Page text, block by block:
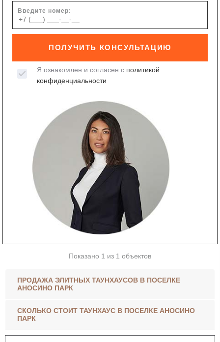
Введите номер:
ПОЛУЧИТЬ КОНСУЛЬТАЦИЮ
Я ознакомлен и согласен с политикой
конфиденциальности
Показано 1 из 1 объектов
ПРОДАЖА ЭЛИТНЫХ ТАУНХАУСОВ В ПОСЕЛКЕ
АНОСИНО ПАРК
СКОЛЬКО СТОИТ ТАУНХАУС В ПОСЕЛКЕ АНОСИНО
ПАРК